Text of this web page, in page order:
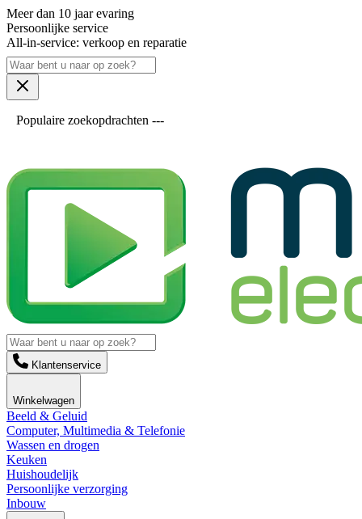
Meer dan 10 jaar evaring
Persoonlijke service
All-in-service: verkoop en reparatie
Populaire zoekopdrachten ---
Klantenservice
Winkelwagen
Beeld & Geluid
Computer, Multimedia & Telefonie
Wassen en drogen
Keuken
Huishoudelijk
Persoonlijke verzorging
Inbouw